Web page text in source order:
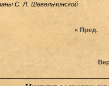
С. Л. Шевельчинской
« Пред.